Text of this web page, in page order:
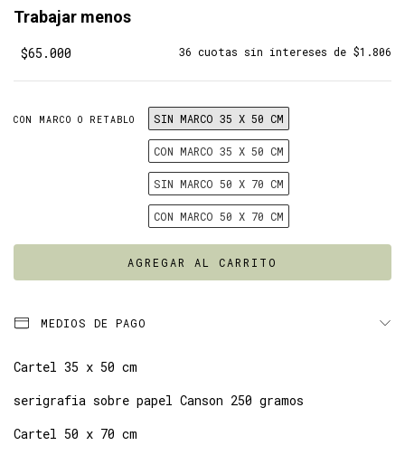
Trabajar menos
$65.000 36 cuotas sin intereses de $1.806
CON MARCO O RETABLO SIN MARCO 35 X 50 CM
CON MARCO 35 X 50 CM
SIN MARCO 50 X 70 CM
CON MARCO 50 X 70 CM
MEDIOS DE PAGO
Cartel 35 x 50 cm
serigrafia sobre papel Canson 250 gramos
Cartel 50 x 70 cm